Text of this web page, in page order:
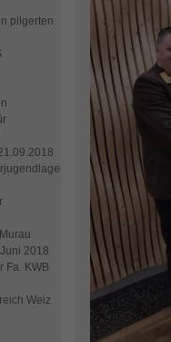
pilgerten
2018
Fa. KWB
Weiz